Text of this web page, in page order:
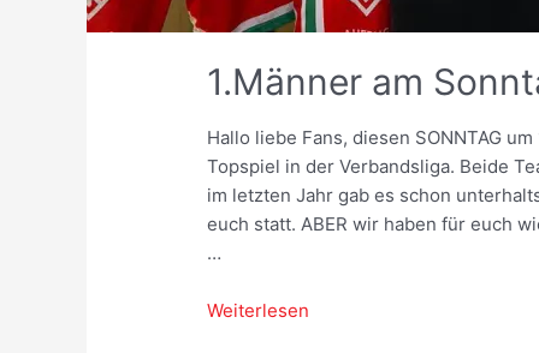
1.Männer am
Hallo liebe Fans, diesen SONNTAG
Topspiel in der Verbandsliga. Beide
im letzten Jahr gab es schon
euch statt. ABER wir haben für euch
…
1.Männer
Weiterlesen